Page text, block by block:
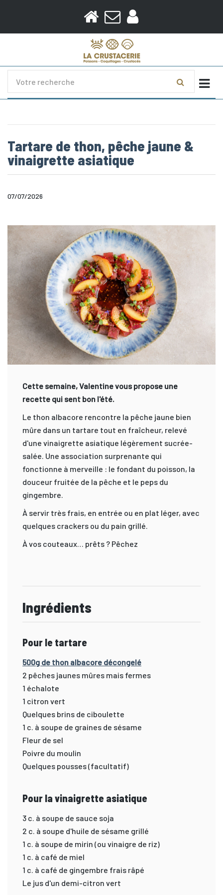
Tartare de thon, pêche jaune &
vinaigrette asiatique
07/07/2026
Cette semaine, Valentine vous propose une
recette qui sent bon l'été.
Le thon albacore rencontre la pêche jaune bien
mûre dans un tartare tout en fraîcheur, relevé
d'une vinaigrette asiatique légèrement sucrée-
salée. Une association surprenante qui
fonctionne à merveille : le fondant du poisson, la
douceur fruitée de la pêche et le peps du
gingembre.
À servir très frais, en entrée ou en plat léger, avec
quelques crackers ou du pain grillé.
À vos couteaux… prêts ? Pêchez
Ingrédients
Pour le tartare
500g de thon albacore décongelé
2 pêches jaunes mûres mais fermes
1 échalote
1 citron vert
Quelques brins de ciboulette
1 c. à soupe de graines de sésame
Fleur de sel
Poivre du moulin
Quelques pousses (facultatif)
Pour la vinaigrette asiatique
3 c. à soupe de sauce soja
2 c. à soupe d'huile de sésame grillé
1 c. à soupe de mirin (ou vinaigre de riz)
1 c. à café de miel
1 c. à café de gingembre frais râpé
Le jus d'un demi-citron vert